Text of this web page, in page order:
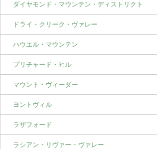
ダイヤモンド・マウンテン・ディストリクト
ドライ・クリーク・ヴァレー
ハウエル・マウンテン
プリチャード・ヒル
マウント・ヴィーダー
ヨントヴィル
ラザフォード
ラシアン・リヴァー・ヴァレー